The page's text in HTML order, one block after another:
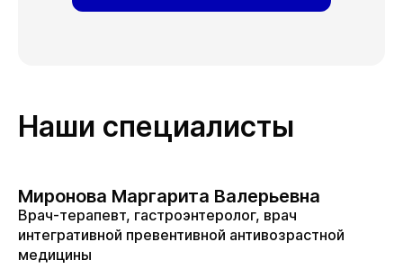
Наши специалисты
Миронова Маргарита Валерьевна
Врач-терапевт, гастроэнтеролог, врач
интегративной превентивной антивозрастной
медицины